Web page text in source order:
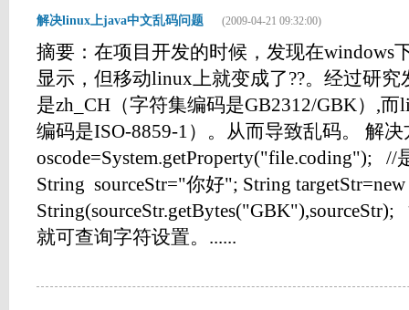
解决linux上java中文乱码问题 (2009-04-21 09:32:00)
摘要：在项目开发的时候，发现在windows
显示，但移动linux上就变成了??。经过研
是zh_CH（字符集编码是GB2312/GBK）,
编码是ISO-8859-1）。从而导致乱码。 解
oscode=System.getProperty("file.coding");
String sourceStr="你好"; String targetStr=new
就可查询字符设置。......